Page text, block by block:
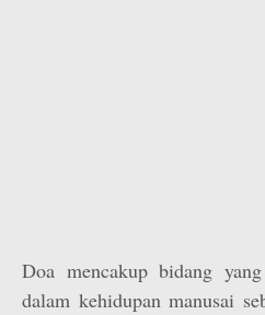
Doa mencakup bidang
dalam kehidupan manusai